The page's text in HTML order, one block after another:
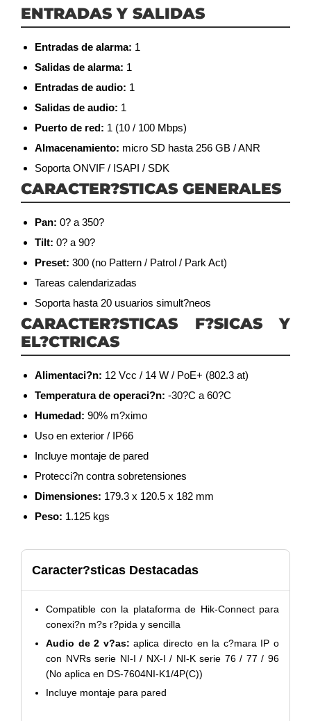
ENTRADAS Y SALIDAS
Entradas de alarma: 1
Salidas de alarma: 1
Entradas de audio: 1
Salidas de audio: 1
Puerto de red: 1 (10 / 100 Mbps)
Almacenamiento: micro SD hasta 256 GB / ANR
Soporta ONVIF / ISAPI / SDK
CARACTER?STICAS GENERALES
Pan: 0? a 350?
Tilt: 0? a 90?
Preset: 300 (no Pattern / Patrol / Park Act)
Tareas calendarizadas
Soporta hasta 20 usuarios simult?neos
CARACTER?STICAS F?SICAS Y
EL?CTRICAS
Alimentaci?n: 12 Vcc / 14 W / PoE+ (802.3 at)
Temperatura de operaci?n: -30?C a 60?C
Humedad: 90% m?ximo
Uso en exterior / IP66
Incluye montaje de pared
Protecci?n contra sobretensiones
Dimensiones: 179.3 x 120.5 x 182 mm
Peso: 1.125 kgs
Caracter?sticas Destacadas
Compatible con la plataforma de Hik-Connect para
conexi?n m?s r?pida y sencilla
Audio de 2 v?as: aplica directo en la c?mara IP o
con NVRs serie NI-I / NX-I / NI-K serie 76 / 77 / 96
(No aplica en DS-7604NI-K1/4P(C))
Incluye montaje para pared